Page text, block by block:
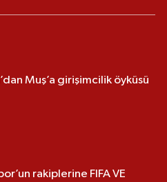
Muş’a girişimcilik öyküsü
rakiplerine FIFA VE